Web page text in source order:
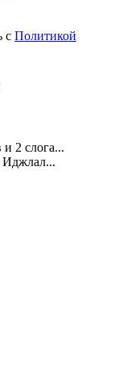
с Политикой
и 2 слога...
Иджлал...